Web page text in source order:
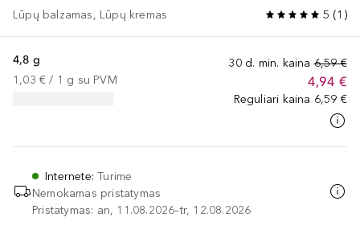
Lūpų balzamas, Lūpų kremas 5 (1 )
30 d. min. kaina 6,59 €
4,94 €
Reguliari kaina 6,59 €
4,8 g
1,03 € / 1 g su PVM
Internete:Turime
Nemokamas pristatymas
Pristatymas: an, 11.08.2026–tr, 12.08.2026